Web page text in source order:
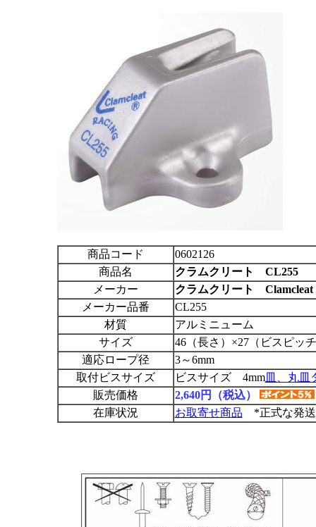
商品コード
0602126
商品名
クラムクリート CL255
メーカー
クラムクリート Clamcleat
メーカー品番
CL255
材質
アルミニューム
サイズ
46（長さ）×27（ビスピッ
適応ロープ径
3～6mm
取付ビスサイズ
ビスサイズ 4mm皿、丸皿
販売価格
2,640円（税込）
在庫状況
お取寄せ商品 *正式な発送